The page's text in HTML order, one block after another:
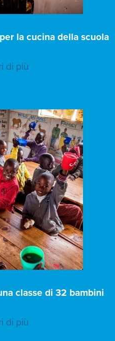
la cucina della scuola
di più
classe di 32 bambini
di più